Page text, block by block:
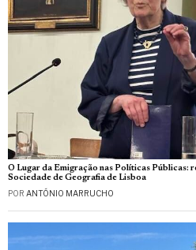
O Lugar da Emigração nas Políticas Públicas:
Sociedade de Geografia de Lisboa
POR ANTÓNIO MARRUCHO